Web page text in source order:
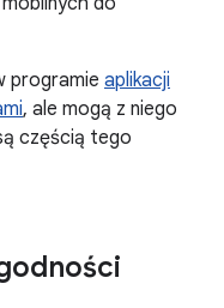
programie aplikacji
, ale mogą z niego
częścią tego